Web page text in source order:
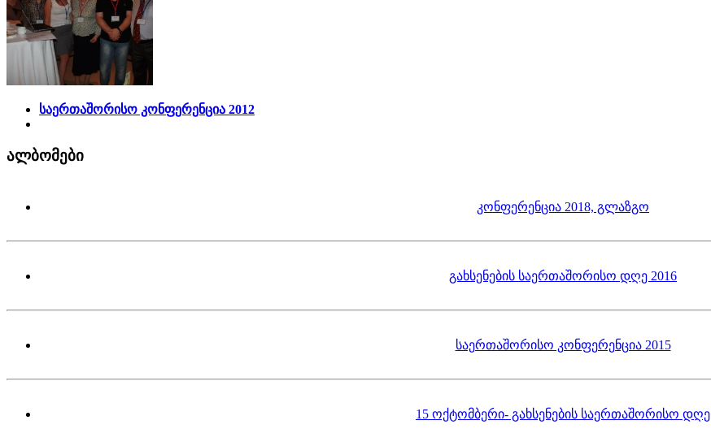
საერთაშორისო კონფერენცია 2012
ალბომები
კონფერენცია 2018, გლაზგო
გახსენების საერთაშორისო დღე 2016
საერთაშორისო კონფერენცია 2015
15 ოქტომბერი- გახსენების საერთაშორისო დღე